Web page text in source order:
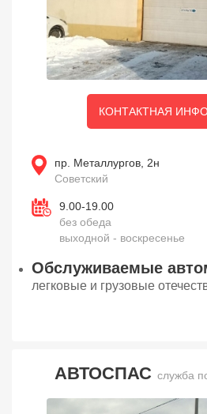
КОНТАКТНАЯ
пр. Металлургов, 2н
Советский
9.00-19.00
без обеда
выходной - воскресенье
Обслуживаемые
легковые и грузовые
АВТОСПАС служба